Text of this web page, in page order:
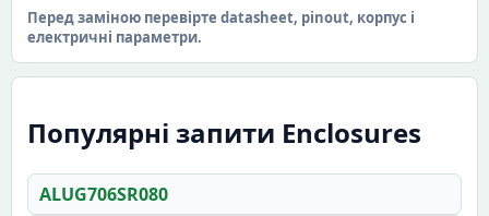
Перед заміною перевірте datasheet, pinout, корпус і
електричні параметри.
Популярні запити Enclosures
ALUG706SR080